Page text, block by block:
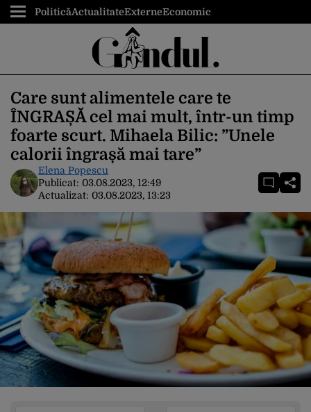
PoliticăActualitateExterneEconomic
Care sunt alimentele care te
ÎNGRAȘĂ cel mai mult, într-un timp
foarte scurt. Mihaela Bilic: ”Unele
calorii îngrașă mai tare”
Elena Popescu
Publicat: 03.08.2023, 12:49
Actualizat: 03.08.2023, 13:23